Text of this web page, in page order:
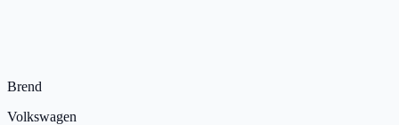
Brend
Volkswagen